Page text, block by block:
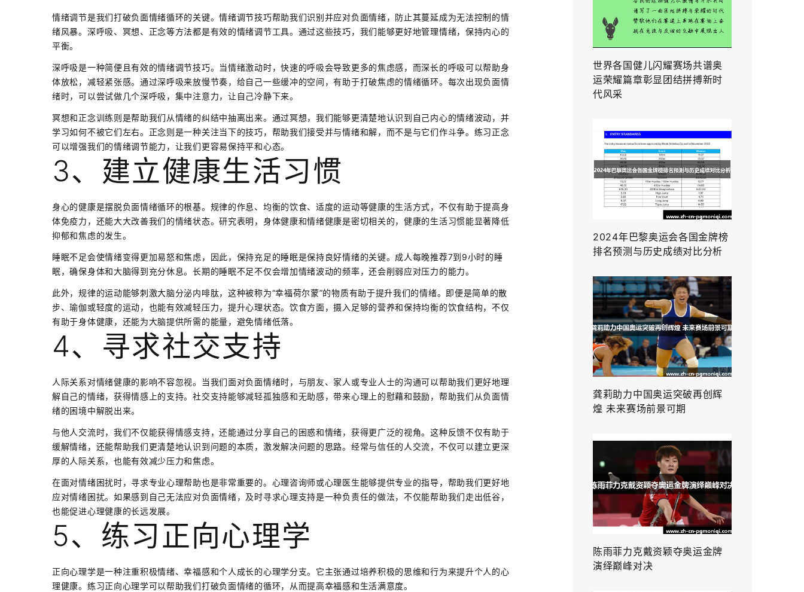
情绪调节是我们打破负面情绪循环的关键。情绪调节技巧帮助我们识别并应对负面情绪，防止其蔓延成为无法控制的情
绪风暴。深呼吸、冥想、正念等方法都是有效的情绪调节工具。通过这些技巧，我们能够更好地管理情绪，保持内心的
平衡。
深呼吸是一种简便且有效的情绪调节技巧。当情绪激动时，快速的呼吸会导致更多的焦虑感，而深长的呼吸可以帮助身
体放松，减轻紧张感。通过深呼吸来放慢节奏，给自己一些缓冲的空间，有助于打破焦虑的情绪循环。每次出现负面情
绪时，可以尝试做几个深呼吸，集中注意力，让自己冷静下来。
冥想和正念训练则是帮助我们从情绪的纠结中抽离出来。通过冥想，我们能够更清楚地认识到自己内心的情绪波动，并
学习如何不被它们左右。正念则是一种关注当下的技巧，帮助我们接受并与情绪和解，而不是与它们作斗争。练习正念
可以增强我们的情绪调节能力，让我们更容易保持平和心态。
3、建立健康生活习惯
身心的健康是摆脱负面情绪循环的根基。规律的作息、均衡的饮食、适度的运动等健康的生活方式，不仅有助于提高身
体免疫力，还能大大改善我们的情绪状态。研究表明，身体健康和情绪健康是密切相关的，健康的生活习惯能显著降低
抑郁和焦虑的发生。
睡眠不足会使情绪变得更加易怒和焦虑，因此，保持充足的睡眠是保持良好情绪的关键。成人每晚推荐7到9小时的睡
眠，确保身体和大脑得到充分休息。长期的睡眠不足不仅会增加情绪波动的频率，还会削弱应对压力的能力。
此外，规律的运动能够刺激大脑分泌内啡肽，这种被称为“幸福荷尔蒙”的物质有助于提升我们的情绪。即便是简单的散
步、瑜伽或轻度的运动，也能有效减轻压力，提升心理状态。饮食方面，摄入足够的营养和保持均衡的饮食结构，不仅
有助于身体健康，还能为大脑提供所需的能量，避免情绪低落。
4、寻求社交支持
人际关系对情绪健康的影响不容忽视。当我们面对负面情绪时，与朋友、家人或专业人士的沟通可以帮助我们更好地理
解自己的情绪，获得情感上的支持。社交支持能够减轻孤独感和无助感，带来心理上的慰藉和鼓励，帮助我们从负面情
绪的困境中解脱出来。
与他人交流时，我们不仅能获得情感支持，还能通过分享自己的困惑和情绪，获得更广泛的视角。这种反馈不仅有助于
缓解情绪，还能帮助我们更清楚地认识到问题的本质，激发解决问题的思路。经常与信任的人交流，不仅可以建立更深
厚的人际关系，也能有效减少压力和焦虑。
在面对情绪困扰时，寻求专业心理帮助也是非常重要的。心理咨询师或心理医生能够提供专业的指导，帮助我们更好地
应对情绪困扰。如果感到自己无法应对负面情绪，及时寻求心理支持是一种负责任的做法，不仅能帮助我们走出低谷，
也能促进心理健康的长远发展。
5、练习正向心理学
正向心理学是一种注重积极情绪、幸福感和个人成长的心理学分支。它主张通过培养积极的思维和行为来提升个人的心
理健康。练习正向心理学可以帮助我们打破负面情绪的循环，从而提高幸福感和生活满意度。
世界各国健儿闪耀赛场共谱奥
运荣耀篇章彰显团结拼搏新时
代风采
2024年巴黎奥运会各国金牌榜
排名预测与历史成绩对比分析
龚莉助力中国奥运突破再创辉
煌 未来赛场前景可期
陈雨菲力克戴资颖夺奥运金牌
演绎巅峰对决